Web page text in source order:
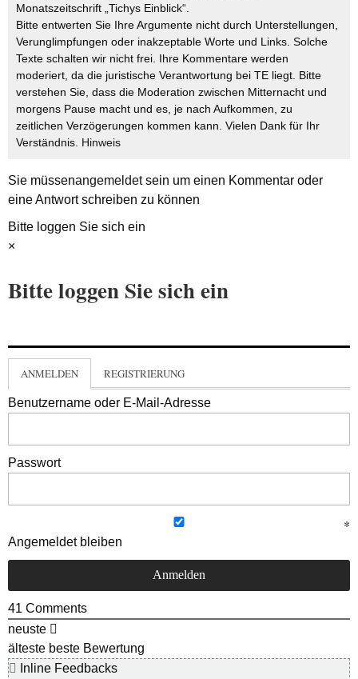
Monatszeitschrift „Tichys Einblick“.
Bitte entwerten Sie Ihre Argumente nicht durch Unterstellungen,
Verunglimpfungen oder inakzeptable Worte und Links. Solche
Texte schalten wir nicht frei. Ihre Kommentare werden
moderiert, da die juristische Verantwortung bei TE liegt. Bitte
verstehen Sie, dass die Moderation zwischen Mitternacht und
morgens Pause macht und es, je nach Aufkommen, zu
zeitlichen Verzögerungen kommen kann. Vielen Dank für Ihr
Verständnis. Hinweis
Sie müssenangemeldetsein um einen Kommentar oder
eine Antwort schreiben zu können
Bitte loggen Sie sich ein
×
Bitte loggen Sie sich ein
ANMELDEN REGISTRIERUNG
Benutzername oder E-Mail-Adresse
Passwort
Angemeldet bleiben
41 Comments
neuste
älteste beste Bewertung
Inline Feedbacks